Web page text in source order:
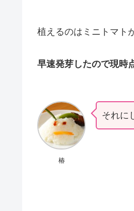
植えるのはミニトマト
早速発芽したので現時
椿
それに